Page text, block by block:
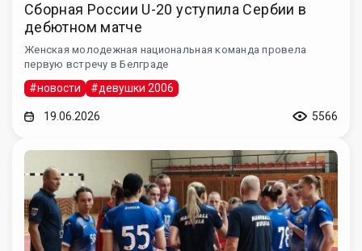
Сборная России U-20 уступила Сербии в
дебютном матче
Женская молодежная национальная команда провела
первую встречу в Белграде
#новости #девушки 2006
19.06.2026 5566